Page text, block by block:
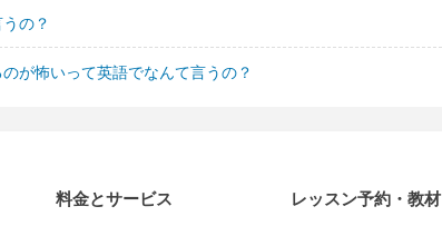
の？
が怖いって英語でなんて言うの？
料金とサービス レッスン予約・教材